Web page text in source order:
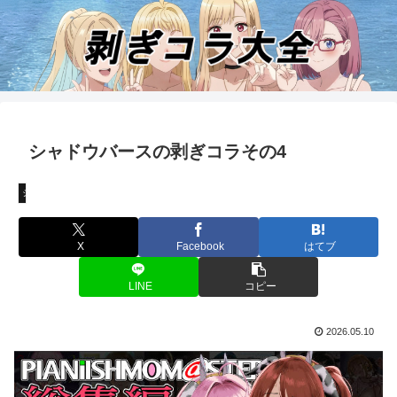
シャドウバースの剥ぎコラその4
シャドウバース
X Facebook はてブ
LINE コピー
2026.05.10